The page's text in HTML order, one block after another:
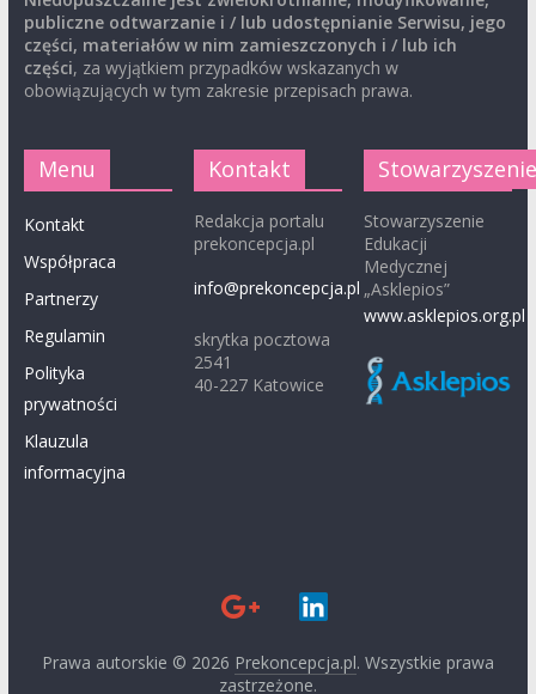
publiczne odtwarzanie i / lub udostępnianie Serwisu, jego
części, materiałów w nim zamieszczonych i / lub ich
części, za wyjątkiem przypadków wskazanych w
obowiązujących w tym zakresie przepisach prawa.
Menu
Kontakt
Współpraca
Partnerzy
Regulamin
Polityka
prywatności
Klauzula
informacyjna
Kontakt
Redakcja portalu
prekoncepcja.pl
info@prekoncepcja.pl
skrytka pocztowa
2541
40-227 Katowice
Stowarzyszenie
Edukacji
Medycznej
„Asklepios”
www.asklepios.org.pl
Prawa autorskie © 2026 Prekoncepcja.pl. Wszystkie prawa
zastrzeżone.